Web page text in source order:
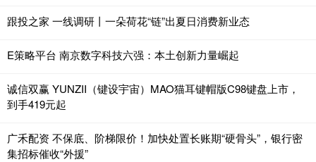
跟投之家 一线调研丨一朵荷花“链”出夏日消费新业态
E策略平台 南京数字科技六强：本土创新力量崛起
诚信双赢 YUNZII（键设宇宙）MAO猫耳键帽版C98键盘上市，
到手419元起
广禾配资 不保底、阶梯限价！加快处置长账期“硬骨头”，银行密
集招标催收“外援”